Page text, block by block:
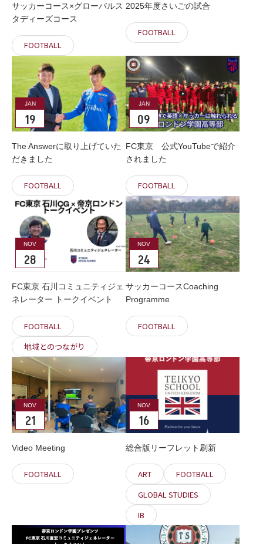
サッカーコース×グローバルス
タディーズコース
FOOTBALL
2025年度さいごの試合
FOOTBALL
JAN
19
The Answerに取り上げていた
だきました
FOOTBALL
JAN
09
FC東京 公式YouTubeで紹介
されました
FOOTBALL
NOV
28
FC東京 石川コミュニティジェ
ネレーター トークイベント
FOOTBALL
地域とのつながり
NOV
24
サッカーコースCoaching
Programme
FOOTBALL
NOV
21
Video Meeting
FOOTBALL
NOV
16
総合版リーフレット刷新
ART
FOOTBALL
GLOBAL STUDIES
IB